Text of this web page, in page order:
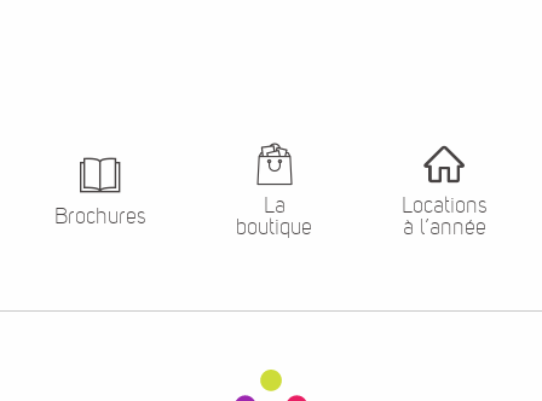
Brochures
La
boutique
Locations
à l’année